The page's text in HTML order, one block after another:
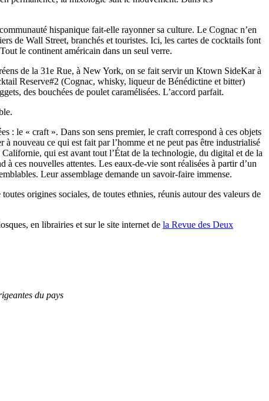
hispanique fait-elle rayonner sa culture. Le Cognac n’en
de Wall Street, branchés et touristes. Ici, les cartes de cocktails font
le continent américain dans un seul verre.
de la 31e Rue, à New York, on se fait servir un Ktown SideKar à
Reserve#2 (Cognac, whisky, liqueur de Bénédictine et bitter)
des bouchées de poulet caramélisées. L’accord parfait.
: le « craft ». Dans son sens premier, le craft correspond à ces objets
nouveau ce qui est fait par l’homme et ne peut pas être industrialisé
qui est avant tout l’État de la technologie, du digital et de la
ces nouvelles attentes. Les eaux-de-vie sont réalisées à partir d’un
Leur assemblage demande un savoir-faire immense.
origines sociales, de toutes ethnies, réunis autour des valeurs de
en librairies et sur le site internet de la Revue des Deux
du pays